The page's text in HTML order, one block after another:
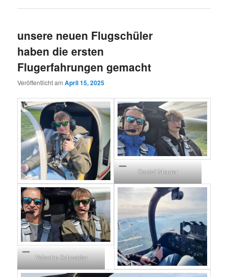
unsere neuen Flugschüler
haben die ersten
Flugerfahrungen gemacht
Veröffentlicht amApril 15, 2025
Daniel Maurer
Valentin Schneider